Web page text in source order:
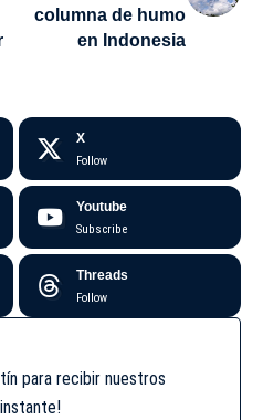
columna de humo
en Indonesia
X
Follow
Youtube
Subscribe
Threads
Follow
para recibir nuestros